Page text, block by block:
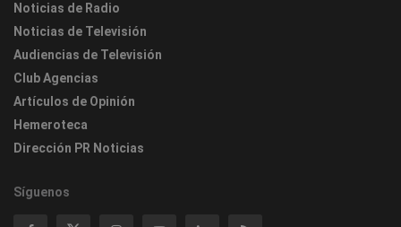
Noticias de Radio
Noticias de Televisión
Audiencias de Televisión
Club Agencias
Artículos de Opinión
Hemeroteca
Dirección PR Noticias
Síguenos